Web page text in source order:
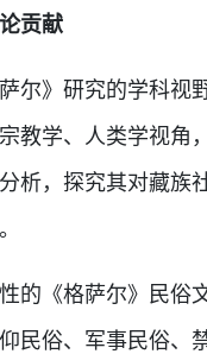
贡献
尔》研究的学科视
教学、人类学视角
析，探究其对藏族
的《格萨尔》民俗
民俗、军事民俗、